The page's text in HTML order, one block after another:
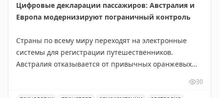
Цифровые декларации пассажиров: Австралия и
Европа модернизируют пограничный контроль
Страны по всему миру переходят на электронные
системы для регистрации путешественников.
Австралия отказывается от привычных оранжевых
платформы Australia Travel Declaration. Новая система
30